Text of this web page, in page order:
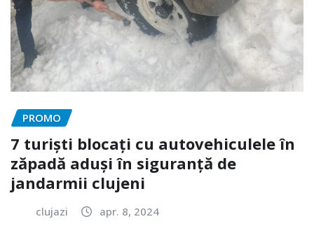
PROMO
7 turiști blocați cu autovehiculele în
zăpadă aduși în siguranță de
jandarmii clujeni
clujazi apr. 8, 2024